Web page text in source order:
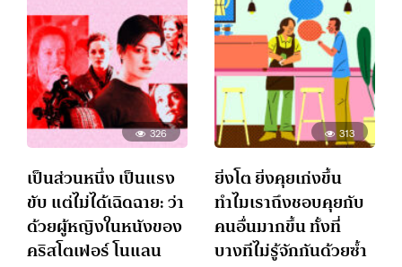
326
เป็นส่วนหนึ่ง เป็นแรง
ขับ แต่ไม่ได้เฉิดฉาย: ว่า
ด้วยผู้หญิงในหนังของ
คริสโตเฟอร์ โนแลน
313
ยิ่งโต ยิ่งคุยเก่งขึ้น
ทำไมเราถึงชอบคุยกับ
คนอื่นมากขึ้น ทั้งที่
บางทีไม่รู้จักกันด้วยซ้ำ